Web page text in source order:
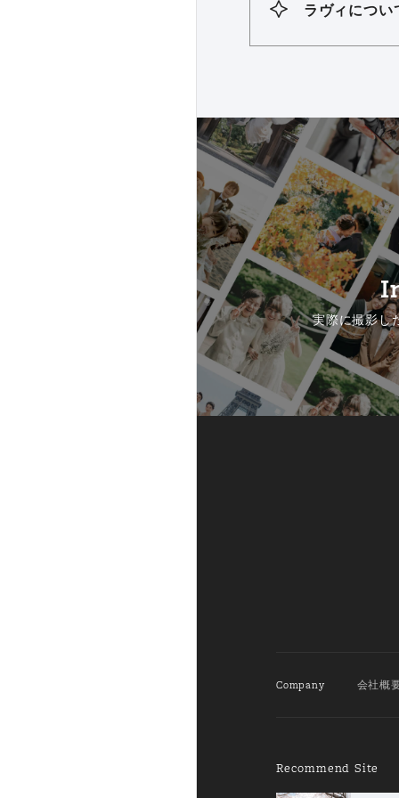
ラヴィについ
実際に撮影し
Company 会社概
Recommend Site